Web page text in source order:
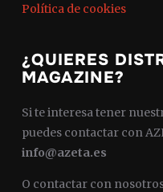
Política de cookies
¿QUIERES
MAGAZINE?
Si te interesa tener
puedes contactar con
info@azeta.es
O contactar con